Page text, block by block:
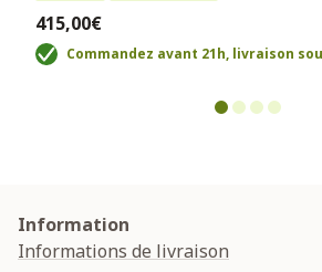
415,00€
Commandez avant 21h, livraison
Information
Informations de livraison